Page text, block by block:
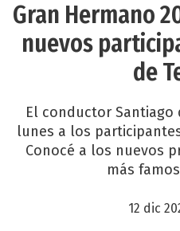
Gran Hermano
nuevos
de
El conductor
lunes a los
Conocé a los nuevos
más
12 dic